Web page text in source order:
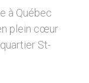
à Québec
plein cœur
St-